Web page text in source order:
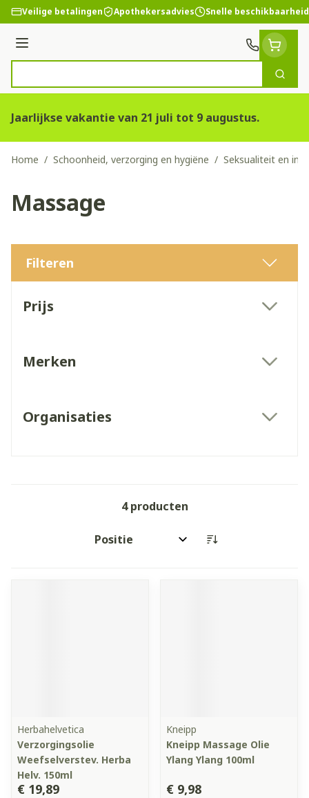
Ga naar de inhoud
Veilige betalingen Apothekersadvies Snelle beschikbaarheid
Menu
Zoek
Jaarlijkse vakantie van 21 juli tot 9 augustus.
Home / Schoonheid, verzorging en hygiëne / Seksualiteit en
Massage
Filteren
Prijs
Merken
Organisaties
4producten
Sorteer op:
Herbahelvetica
Verzorgingsolie
Weefselverstev. Herba
Helv. 150ml
€ 19,89
Kneipp
Kneipp Massage Olie
Ylang Ylang 100ml
€ 9,98